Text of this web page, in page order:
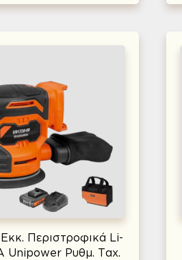
Εκκ. Περιστροφικά Li-
Unipower Ρυθμ. Ταχ.